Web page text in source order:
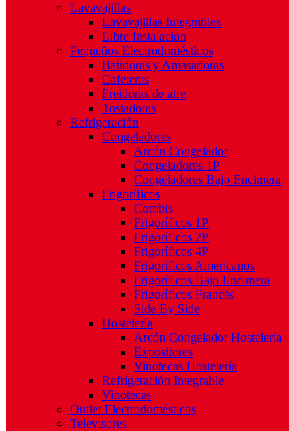
Lavavajillas
Lavavajillas Integrables
Libre Instalación
Pequeños Electrodomésticos
Batidoras y Amasadoras
Cafeteras
Freidoras de aire
Tostadoras
Refrigeración
Congeladores
Arcón Congelador
Congeladores 1P
Congeladores Bajo Encimera
Frigoríficos
Combis
Frigoríficos 1P
Frigoríficos 2P
Frigoríficos 4P
Frigoríficos Americanos
Frigoríficos Bajo Encimera
Frigoríficos Francés
Side By Side
Hostelería
Arcón Congelador Hostelería
Expositores
Vinotecas Hostelería
Refrigeración Integrable
Vinotecas
Outlet Electrodomésticos
Televisores